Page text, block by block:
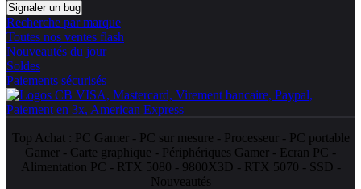
Signaler un bug
Recherche par marque
Toutes nos ventes flash
Nouveautés du jour
Soldes
Paiements sécurisés
Top Achat : PC Gamer- PC sur mesure - Processeur- PC portable
Gamer - Carte graphique - Périphériques Gamer - Ecran PC -
Alimentation PC - RTX 5080 - 9800X3D - RTX 5070 - SSD -
Nouveautés